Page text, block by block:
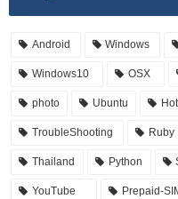
Android Windows
Windows10 OSX
photo Ubuntu
TroubleShooting Ruby
Thailand Python
YouTube Prepaid-